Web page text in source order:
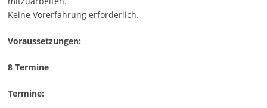
Keine Vorerfahrung erforderlich.
Voraussetzungen:
8 Termine
Termine: